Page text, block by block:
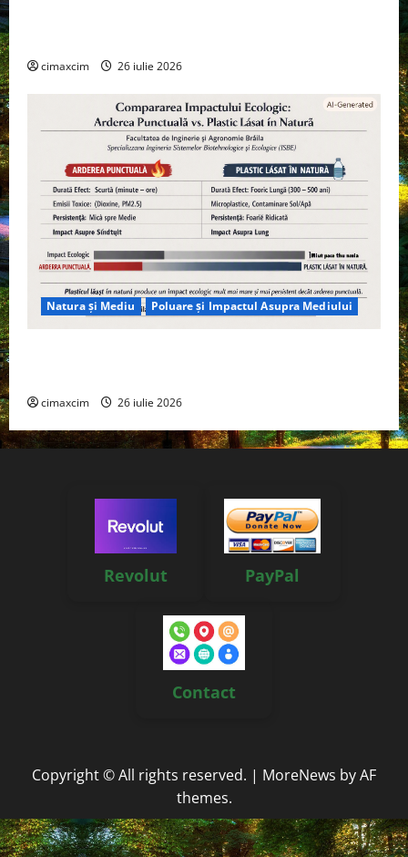
cimaxcim 26 iulie 2026
Natura și Mediu Poluare și Impactul Asupra Mediului
cimaxcim 26 iulie 2026
Revolut PayPal
Contact
Copyright © All rights reserved. | MoreNews by AF
themes.